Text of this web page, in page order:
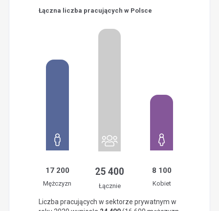
Łączna liczba pracujących w Polsce
17 200
Mężczyzn
25 400
Łącznie
8 100
Kobiet
Liczba pracujących w sektorze prywatnym w